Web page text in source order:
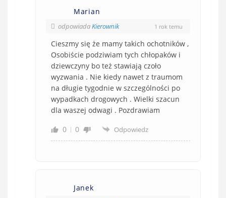
Marian
odpowiadaKierownik 1 rok temu
Cieszmy się że mamy takich ochotników ,
Osobiście podziwiam tych chłopaków i
dziewczyny bo też stawiają czoło
wyzwania . Nie kiedy nawet z traumom
na długie tygodnie w szczególności po
wypadkach drogowych . Wielki szacun
dla waszej odwagi . Pozdrawiam
0
0 Odpowiedz
Janek